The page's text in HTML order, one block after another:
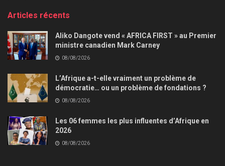
Articles récents
Aliko Dangote vend « AFRICA FIRST » au Premier
ministre canadien Mark Carney
08/08/2026
L’Afrique a-t-elle vraiment un problème de
démocratie… ou un problème de fondations ?
08/08/2026
Les 06 femmes les plus influentes d’Afrique en
2026
08/08/2026